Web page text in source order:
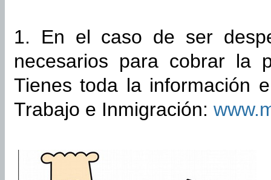
1. En el caso de ser
necesarios para cobrar la
Tienes toda la información
Trabajo e Inmigración: